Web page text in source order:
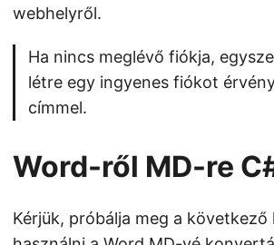
webhelyről.
Ha nincs meglévő fiókja,
létre egy ingyenes fiókot
címmel.
Word-ről MD-re
Kérjük, próbálja meg a